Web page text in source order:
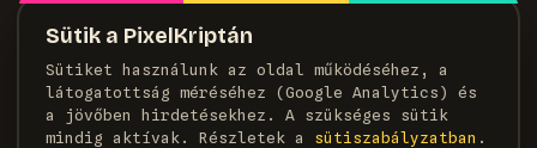
Sütik a PixelKriptán
Sütiket használunk az oldal működéséhez, a
látogatottság méréséhez (Google Analytics) és
a jövőben hirdetésekhez. A szükséges sütik
mindig aktívak. Részletek a
süti­szabályzatban .
MAGAZIN
Szerzők
Médiaajánlat
Kapcsolat